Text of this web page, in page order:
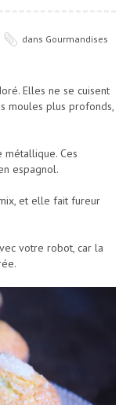
dans Gourmandises
Elles ne se cuisent
moules plus profonds,
Ces
espagnol.
et elle fait fureur
votre robot, car la